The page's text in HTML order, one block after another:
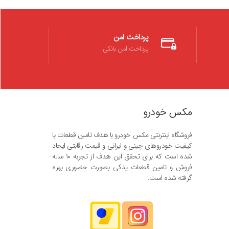
پرداخت امن
پرداخت امن بانکی
مکس خودرو
فروشگاه اینترنتی مکس خودرو با هدف تامین قطعات با
کیفیت خودروهای چینی و ایرانی و قیمت رقابتی ایجاد
شده است که برای تحقق این هدف از تجربه ۱۰ ساله
فروش و تامین قطعات یدکی بصورت حضوری بهره
گرفته شده است.